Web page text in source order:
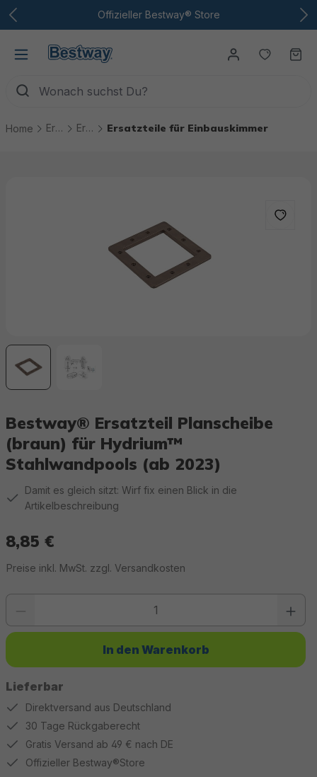
Zum Hauptinhalt Offizieller Bestway® Store
Du
Home Ersatzteile Ersatzteile Pool Technik Ersatzteile für Einbauskimmer
Bestway® Ersatzteil Planscheibe
(braun) für Hydrium™
Stahlwandpools (ab 2023)
Damit es gleich sitzt: Wirf fix einen Blick in die
Artikelbeschreibung
8,85 €
Preise inkl. MwSt. zzgl. Versandkosten
Lieferbar
Produkt Anzahl: Gib den gewünschten Wert ein oder benutze die
In den Warenkorb
Direktversand aus Deutschland
30 Tage Rückgaberecht
Gratis Versand ab 49 € nach DE
Offizieller Bestway®Store